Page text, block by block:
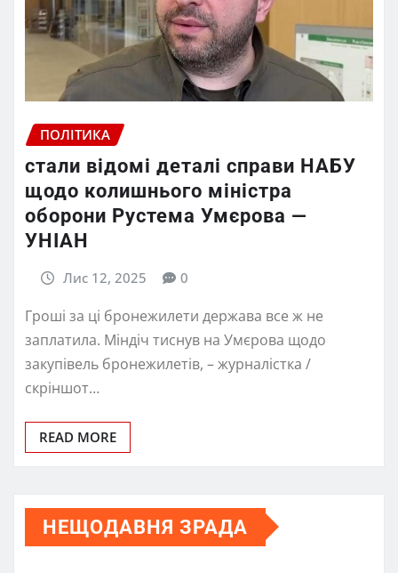
ПОЛІТИКА
стали відомі деталі справи НАБУ
щодо колишнього міністра
оборони Рустема Умєрова —
УНІАН
Лис 12, 2025 0
Гроші за ці бронежилети держава все ж не
заплатила. Міндіч тиснув на Умєрова щодо
закупівель бронежилетів, – журналістка /
скріншот…
READ MORE
НЕЩОДАВНЯ ЗРАДА